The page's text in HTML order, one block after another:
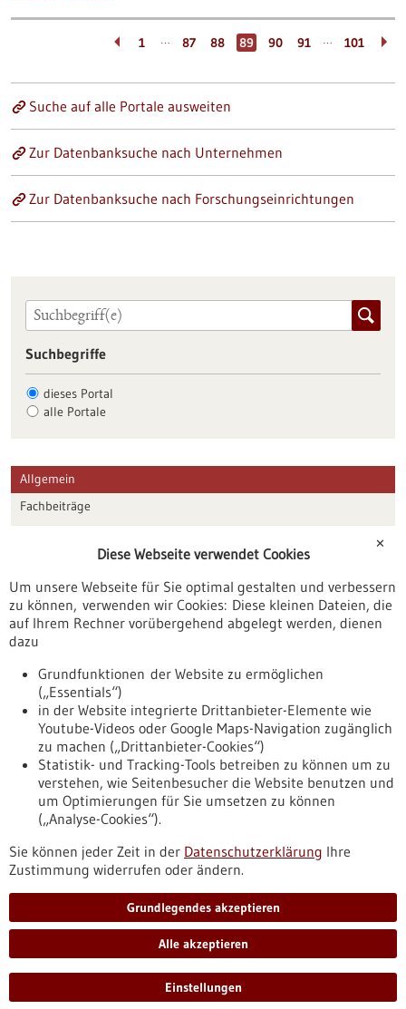
1 … 87 88 89 90 91 … 101
Suche auf alle Portale ausweiten
Zur Datenbanksuche nach Unternehmen
Zur Datenbanksuche nach Forschungseinrichtungen
Suchbegriffe
dieses Portal
alle Portale
Allgemein
Fachbeiträge
Veranstaltungen
Erscheinungsdatum
Nach oben
Informiert bleiben
Newsletter abonnieren
✕
Diese Webseite verwendet Cookies
Um unsere Webseite für Sie optimal gestalten und verbessern
zu können, verwenden wir Cookies: Diese kleinen Dateien, die
auf Ihrem Rechner vorübergehend abgelegt werden, dienen
dazu
Grundfunktionen der Website zu ermöglichen
(„Essentials“)
in der Website integrierte Drittanbieter-Elemente wie
Youtube-Videos oder Google Maps-Navigation zugänglich
zu machen („Drittanbieter-Cookies“)
Statistik- und Tracking-Tools betreiben zu können um zu
verstehen, wie Seitenbesucher die Website benutzen und
um Optimierungen für Sie umsetzen zu können
(„Analyse-Cookies“).
Sie können jeder Zeit in der Datenschutzerklärung Ihre
Zustimmung widerrufen oder ändern.
Grundlegendes akzeptieren
Alle akzeptieren
Einstellungen